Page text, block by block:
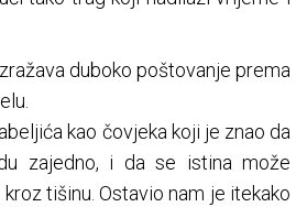
duboko poštovanje prema
kao čovjeka koji je znao da
zajedno, i da se istina može
tišinu. Ostavio nam je itekako